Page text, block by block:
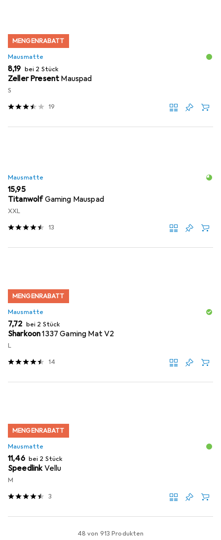
MENGENRABATT
Mausmatte
EUR
8,19 bei 2 Stück
Zeller Present Mauspad
S
19
Mausmatte
EUR
15,95
TitanwolfGaming Mauspad
XXL
13
MENGENRABATT
Mausmatte
EUR
7,72 bei 2 Stück
Sharkoon1337 Gaming Mat V2
L
14
MENGENRABATT
Mausmatte
EUR
11,46 bei 2 Stück
SpeedlinkVellu
M
3
48 von 913 Produkten